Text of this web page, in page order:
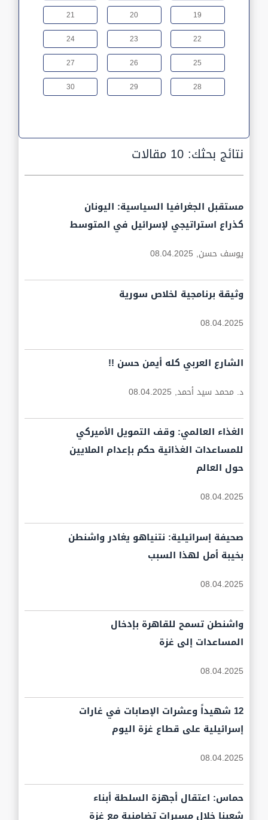
19
20
21
22
23
24
25
26
27
28
29
30
نتائج بحثك:10 مقالات
مستقبل الجغرافيا السياسية: اليونان
كذراع استراتيجي لإسرائيل في المتوسط
يوسف حسن, 08.04.2025
وثيقة برنامجية لخلاص سورية
08.04.2025
الشارع العربي كله أيمن حسن !!
د. محمد سيد أحمد, 08.04.2025
الغذاء العالمي: وقف التمويل الأميركي
للمساعدات الغذائية حكم بإعدام الملايين
حول العالم
08.04.2025
صحيفة إسرائيلية: نتنياهو يغادر واشنطن
بخيبة أمل لهذا السبب
08.04.2025
واشنطن تسمح للقاهرة بإدخال
المساعدات إلى غزة
08.04.2025
12 شهيداً وعشرات الإصابات في غارات
إسرائيلية على قطاع غزة اليوم
08.04.2025
حماس: اعتقال أجهزة السلطة أبناء
شعبنا خلال مسيرات تضامنية مع غزة